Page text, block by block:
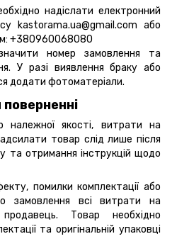
надіслати електронний
kastorama.ua@gmail.com або
+380960068080
номер замовлення та
У разі виявлення браку або
додати фотоматеріали.
належної якості, витрати на
товар слід лише після
та отримання інструкцій щодо
помилки комплектації або
замовлення всі витрати на
Товар необхідно
та оригінальній упаковці